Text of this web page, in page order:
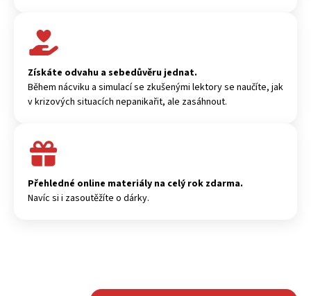
Získáte odvahu a sebedůvěru jednat.
Během nácviku a simulací se zkušenými lektory se naučíte, jak
v krizových situacích nepanikařit, ale zasáhnout.
Přehledné online materiály na celý rok zdarma.
Navíc si i zasoutěžíte o dárky.